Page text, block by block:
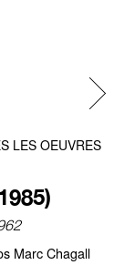
Next
LES OEUVRES
Marc Chagall